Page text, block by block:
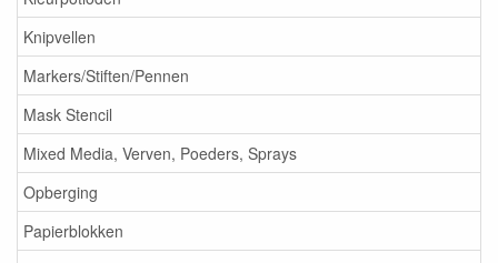
Knipvellen
Markers/Stiften/Pennen
Mask Stencil
Mixed Media, Verven, Poeders, Sprays
Opberging
Papierblokken